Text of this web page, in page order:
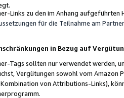
Links zu den im Anhang aufgeführten
für die Teilnahme am
in Bezug auf
Tags sollten nur verwendet werden,
Vergütungen sowohl vom Amazon
von Attributions-Links),